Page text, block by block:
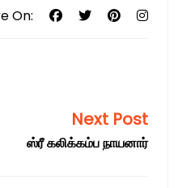
On:
Next Post
ஸ்ரீ கலிக்கம்ப நாயனார்